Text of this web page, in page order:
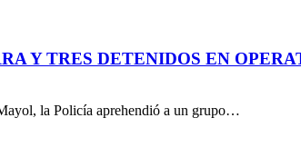
Y TRES DETENIDOS EN
la Policía aprehendió a un grupo…